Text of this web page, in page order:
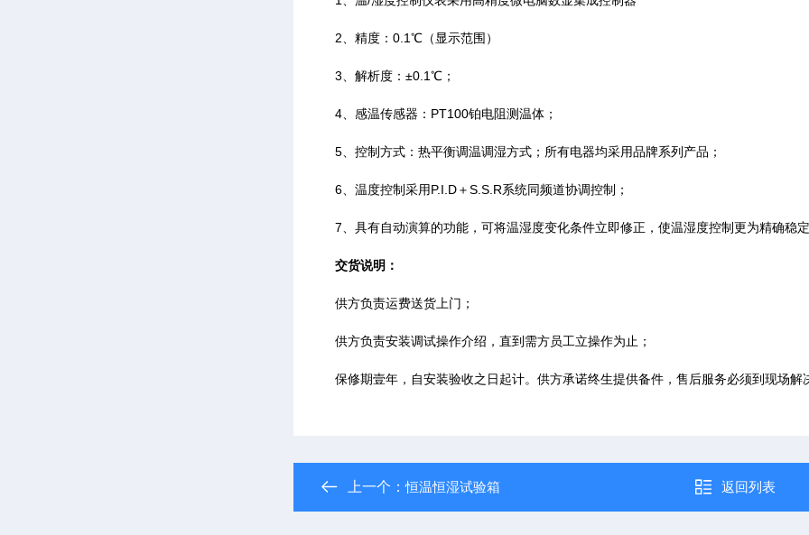
2、精度：0.1℃（显示范围）
3、解析度：±0.1℃；
4、感温传感器：PT100铂电阻测温体；
5、控制方式：热平衡调温调湿方式；所有电器均采用品牌系列产品；
6、温度控制采用P.I.D＋S.S.R系统同频道协调控制；
7、具有自动演算的功能，可将温湿度变化条件立即修正，使温湿度控制更为精确稳
交货说明：
供方负责运费送货上门；
供方负责安装调试操作介绍，直到需方员工立操作为止；
保修期壹年，自安装验收之日起计。供方承诺终生提供备件，售后服务必须到现场解
上一个：恒温恒湿试验箱 返回列表